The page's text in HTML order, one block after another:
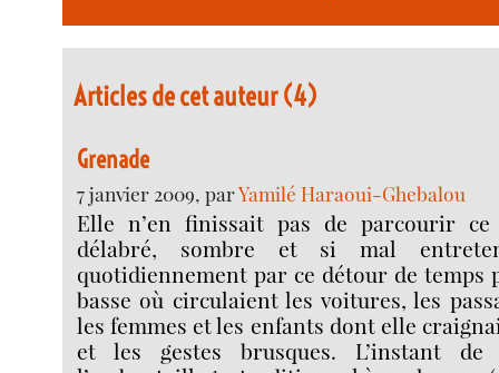
Articles de cet auteur (4)
Grenade
7 janvier 2009, parYamilé Haraoui-Ghebalou
Elle n’en finissait pas de parcourir ce
délabré, sombre et si mal
quotidiennement par ce détour de temps
basse où circulaient les voitures, les
les femmes et les enfants dont elle
et les gestes brusques. L’instant